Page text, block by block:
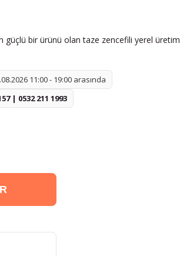
güçlü bir ürünü olan taze zencefili yerel üretim
11:00 - 19:00 arasında
| 0532 211 1993